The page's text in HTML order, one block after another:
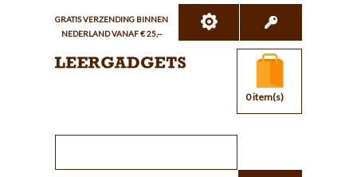
GRATIS VERZENDING BINNEN
NEDERLAND VANAF € 25,--
0 item(s)